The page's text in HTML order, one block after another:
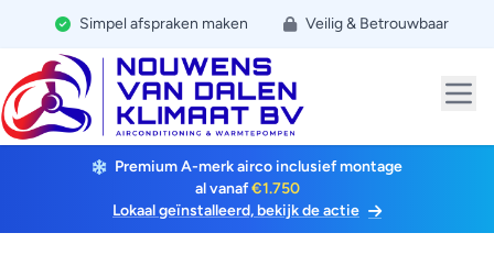
Simpel afspraken maken Veilig & Betrouwbaar
Premium A-merk airco inclusief montage
al vanaf€1.750
Lokaal geïnstalleerd, bekijk de actie